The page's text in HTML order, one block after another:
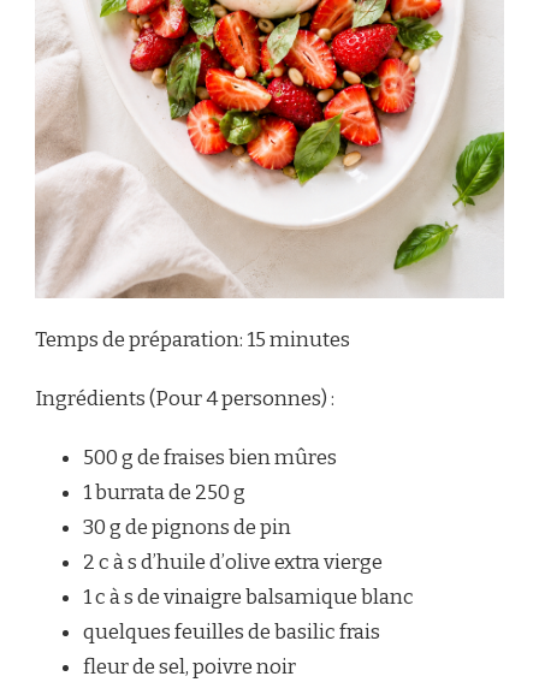
Temps de préparation: 15 minutes
Ingrédients (Pour 4 personnes) :
500 g de fraises bien mûres
1 burrata de 250 g
30 g de pignons de pin
2 c à s d’huile d’olive extra vierge
1 c à s de vinaigre balsamique blanc
quelques feuilles de basilic frais
fleur de sel, poivre noir